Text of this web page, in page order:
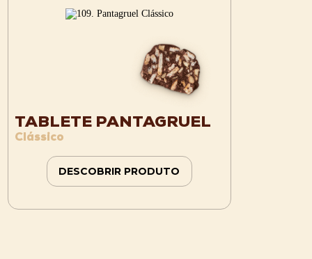
TABLETE PANTAGRUEL
Clássico
DESCOBRIR PRODUTO